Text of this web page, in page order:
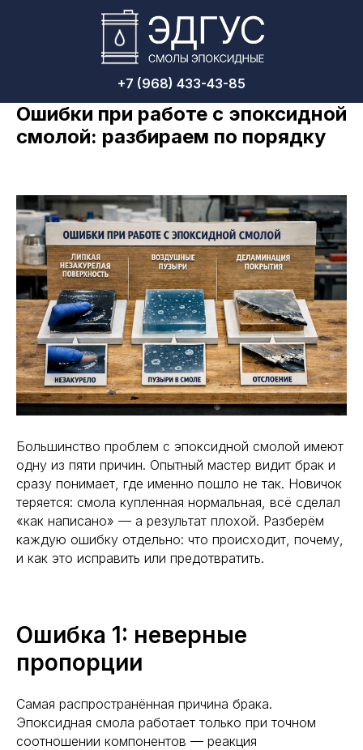
+7 (968) 433-43-85
Ошибки при работе с эпоксидной
смолой: разбираем по порядку
Большинство проблем с эпоксидной смолой имеют
одну из пяти причин. Опытный мастер видит брак и
сразу понимает, где именно пошло не так. Новичок
теряется: смола купленная нормальная, всё сделал
«как написано» — а результат плохой. Разберём
каждую ошибку отдельно: что происходит, почему,
и как это исправить или предотвратить.
Ошибка 1: неверные
пропорции
Самая распространённая причина брака.
Эпоксидная смола работает только при точном
соотношении компонентов — реакция